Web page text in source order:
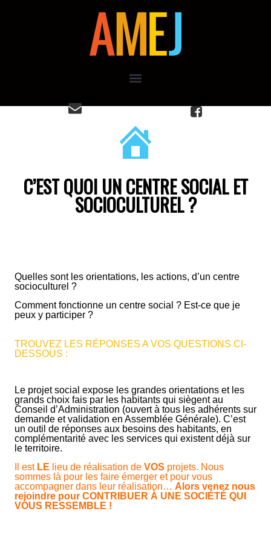
C’EST QUOI UN CENTRE SOCIAL ET
SOCIOCULTUREL ?
Quelles sont les orientations, les actions, d’un centre
socioculturel ?
Comment fonctionne un centre social ? Est-ce que je
peux y participer ?
TROUVEZ LES RÉPONSES A VOS QUESTIONS CI-
DESSOUS :
Le projet social expose les grandes orientations et les
grands choix fais par les habitants qui siègent au
Conseil d’Administration (ouvert à tous les adhérents sur
demande et validation en Assemblée Générale). C’est
un outil de réponses aux besoins des habitants, en
complémentarité avec les services qui existent déjà sur
le territoire.
Il estLE lieu de réalisation de VOS projets. Nous
sommes là pour les faire émerger et pour vous
accompagner dans leur réalisation… Alors venez nous
rejoindre pour CONTRIBUER À UNE SOCIÉTÉ QUI
VOUS RESSEMBLE !